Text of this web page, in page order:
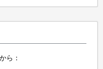
ら：